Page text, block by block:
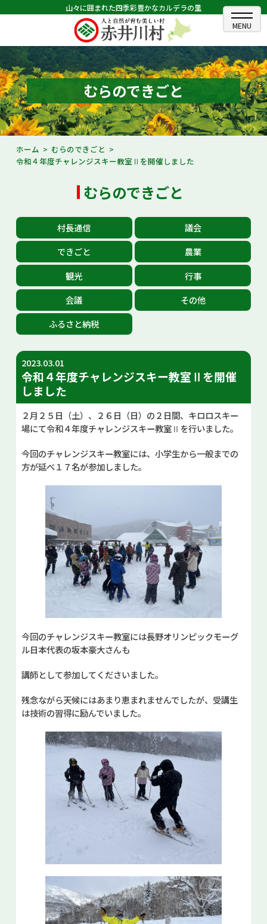
山々に囲まれた四季彩豊かなカルデラの里
ホーム
むらのできごと
むらのプロフィール
くらしの情報
村長室
観光・イベント情報
あかいがわ広報
お問い合せ
Select Language▼
むらのできごと
ホーム
むらのできごと
令和４年度チャレンジスキー教室Ⅱを開催しました
むらのできごと
村長通信
議会
できごと
農業
観光
行事
会議
その他
ふるさと納税
2023.03.01
令和４年度チャレンジスキー教室Ⅱを開催
しました
２月２５日（土）、２６日（日）の２日間、キロロスキー
場にて令和４年度チャレンジスキー教室Ⅱを行いました。
今回のチャレンジスキー教室には、小学生から一般までの
方が延べ１７名が参加しました。
今回のチャレンジスキー教室には長野オリンピックモーグ
ル日本代表の坂本豪大さんも
講師として参加してくださいました。
残念ながら天候にはあまり恵まれませんでしたが、受講生
は技術の習得に励んでいました。